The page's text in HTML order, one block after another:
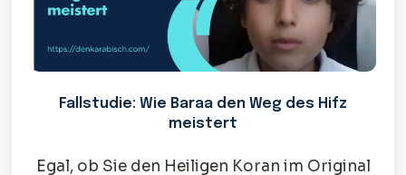
Fallstudie: Wie Baraa den Weg des Hifz
meistert
Egal, ob Sie den Heiligen Koran im Original